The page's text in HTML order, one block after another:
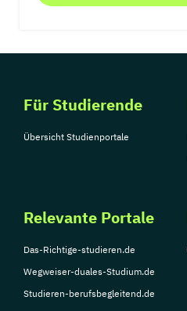
Für Studierende
Übersicht Studienportale
Relevante Portale
Das-Richtige-studieren.de
Wegweiser-duales-Studium.de
Studieren-berufsbegleitend.de